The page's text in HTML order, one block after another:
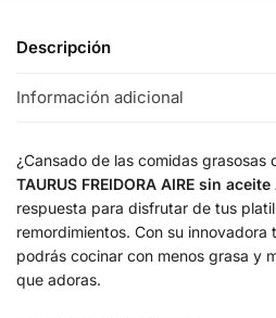
Descripción
Información adicional
¿Cansado de las comidas grasosas
TAURUS FREIDORA AIRE sin
respuesta para disfrutar de tus
remordimientos. Con su
podrás cocinar con menos grasa y
que adoras.